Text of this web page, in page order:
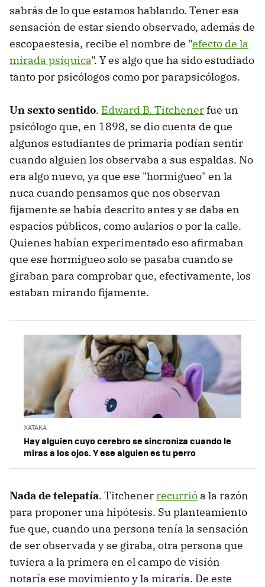
sabrás de lo que estamos hablando. Tener esa
sensación de estar siendo observado, además de
escopaestesia, recibe el nombre de "efecto de la
mirada psíquica". Y es algo que ha sido estudiado
tanto por psicólogos como por parapsicólogos.
Un sexto sentido. Edward B. Titchenerfue un
psicólogo que, en 1898, se dio cuenta de que
algunos estudiantes de primaria podían sentir
cuando alguien los observaba a sus espaldas. No
era algo nuevo, ya que ese "hormigueo" en la
nuca cuando pensamos que nos observan
fijamente se había descrito antes y se daba en
espacios públicos, como aularios o por la calle.
Quienes habían experimentado eso afirmaban
que ese hormigueo solo se pasaba cuando se
giraban para comprobar que, efectivamente, los
estaban mirando fijamente.
XATAKA
Hay alguien cuyo cerebro se sincroniza cuando le
miras a los ojos. Y ese alguien es tu perro
Nada de telepatía. Titchenerrecurrió a la razón
para proponer una hipótesis. Su planteamiento
fue que, cuando una persona tenía la sensación
de ser observada y se giraba, otra persona que
tuviera a la primera en el campo de visión
notaría ese movimiento y la miraría. De este